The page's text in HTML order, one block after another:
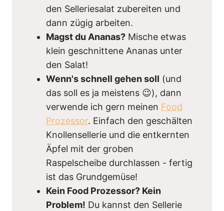
den Selleriesalat zubereiten und
dann zügig arbeiten.
Magst du Ananas? Mische etwas
klein geschnittene Ananas unter
den Salat!
Wenn's schnell gehen soll (und
das soll es ja meistens 😉), dann
verwende ich gern meinen Food
Prozessor. Einfach den geschälten
Knollensellerie und die entkernten
Äpfel mit der groben
Raspelscheibe durchlassen - fertig
ist das Grundgemüse!
Kein Food Prozessor? Kein
Problem! Du kannst den Sellerie